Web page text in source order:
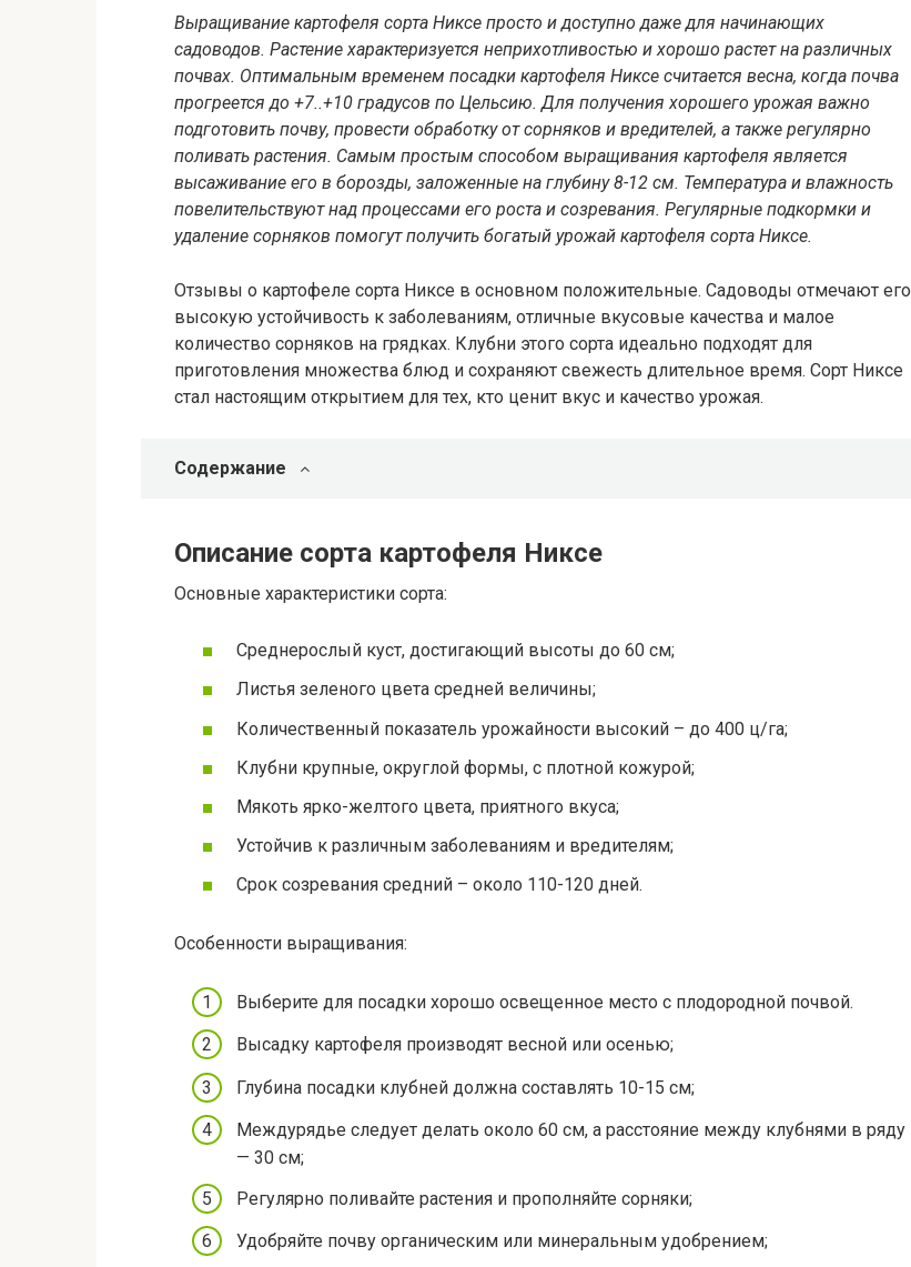
Выращивание картофеля сорта Никсе просто и доступно даже для начинающих
садоводов. Растение характеризуется неприхотливостью и хорошо растет на различных
почвах. Оптимальным временем посадки картофеля Никсе считается весна, когда почва
прогреется до +7..+10 градусов по Цельсию. Для получения хорошего урожая важно
подготовить почву, провести обработку от сорняков и вредителей, а также регулярно
поливать растения. Самым простым способом выращивания картофеля является
высаживание его в борозды, заложенные на глубину 8-12 см. Температура и влажность
повелительствуют над процессами его роста и созревания. Регулярные подкормки и
удаление сорняков помогут получить богатый урожай картофеля сорта Никсе.
Отзывы о картофеле сорта Никсе в основном положительные. Садоводы отмечают его
высокую устойчивость к заболеваниям, отличные вкусовые качества и малое
количество сорняков на грядках. Клубни этого сорта идеально подходят для
приготовления множества блюд и сохраняют свежесть длительное время. Сорт Никсе
стал настоящим открытием для тех, кто ценит вкус и качество урожая.
Содержание
Описание сорта картофеля Никсе
Основные характеристики сорта:
Среднерослый куст, достигающий высоты до 60 см;
Листья зеленого цвета средней величины;
Количественный показатель урожайности высокий – до 400 ц/га;
Клубни крупные, округлой формы, с плотной кожурой;
Мякоть ярко-желтого цвета, приятного вкуса;
Устойчив к различным заболеваниям и вредителям;
Срок созревания средний – около 110-120 дней.
Особенности выращивания:
Выберите для посадки хорошо освещенное место с плодородной почвой.
Высадку картофеля производят весной или осенью;
Глубина посадки клубней должна составлять 10-15 см;
Междурядье следует делать около 60 см, а расстояние между клубнями в ряду
— 30 см;
Регулярно поливайте растения и прополняйте сорняки;
Удобряйте почву органическим или минеральным удобрением;